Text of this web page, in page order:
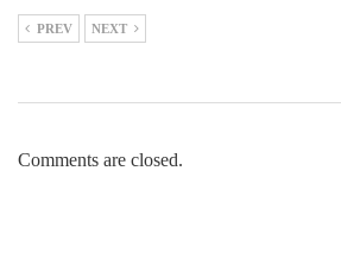
PREV NEXT
Comments are closed.